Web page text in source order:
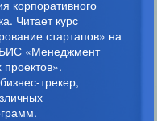
корпоративного
Читает курс
стартапов» на
«Менеджмент
трекер,